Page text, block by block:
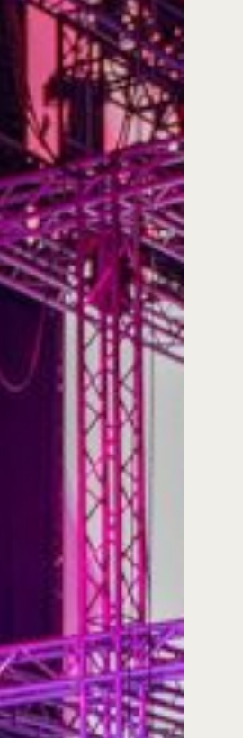
Reconocimiento como universidad:
de 1949, Minjusticia. Acreditación institucional de alta
Arte e
Historia del Arte
Ext. 2626